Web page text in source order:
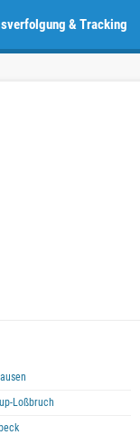
& Tracking
Loßbruch